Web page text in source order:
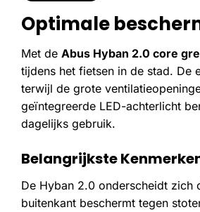
Optimale
Met de Abus Hyban 2.0 core
tijdens het fietsen in de stad. De
terwijl de grote
geïntegreerde LED-achterlicht
dagelijks gebruik.
Belangrijkste
De Hyban 2.0 onderscheidt zich
buitenkant beschermt tegen